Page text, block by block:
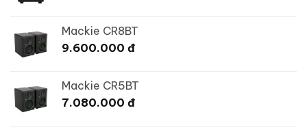
Mackie CR8BT
9.600.000 đ
Mackie CR5BT
7.080.000 đ